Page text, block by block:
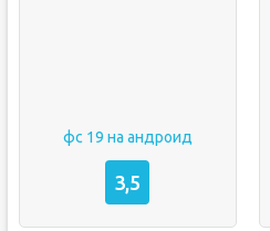
фс 19 на андроид
3,5